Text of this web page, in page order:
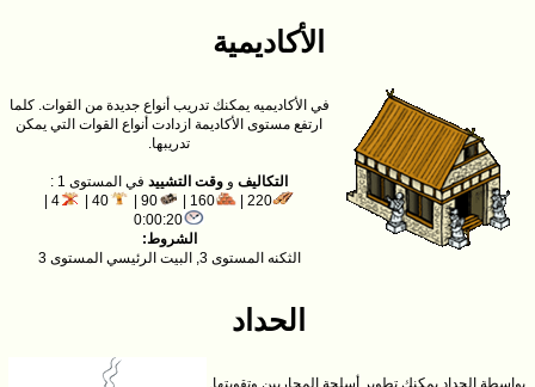
الأكاديمية
في الأكاديميه يمكنك تدريب أنواع جديدة من القوات. كلما
ارتفع مستوى الأكاديمة ازدادت أنواع القوات التي يمكن
تدريبها.
التكاليف و وقت التشييد في المستوى 1 :
220 |
160 |
90 |
40 |
4 |
0:00:20
الشروط:
الثكنه المستوى 3, البيت الرئيسي المستوى 3
الحداد
بواسطة الحداد يمكنك تطوير أسلحة المحاربين وتقويتها.